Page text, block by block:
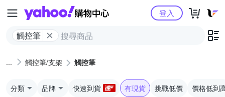
Yahoo購物中心
觸控筆
登入
觸控筆/支架 觸控筆
分類 品牌 快速到貨 有現貨 挑戰低價 價格低到